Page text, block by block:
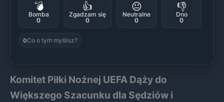
💣
Bomba
0
👍
Zgadzam się
0
😐
Neutralne
0
👎
Dno
0
0Co o tym myślisz?
Komitet Piłki Nożnej UEFA Dąży do
Większego Szacunku dla Sędziów i